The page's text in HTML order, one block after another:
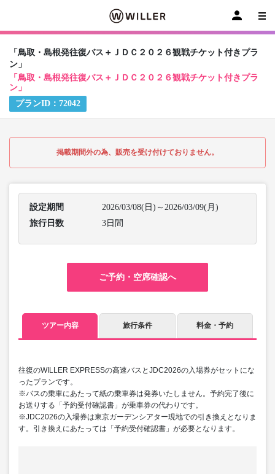
「鳥取・島根発往復バス＋ＪＤＣ２０２６観戦チケット付きプラ
ン」
「鳥取・島根発往復バス＋ＪＤＣ２０２６観戦チケット付きプラ
ン」
プランID： 72042
掲載期間外の為、販売を受け付けておりません。
設定期間
2026/03/08(日)～2026/03/09(月)
旅行日数
3日間
ご予約・空席確認へ
ツアー内容 旅行条件 料金・予約
往復のWILLER EXPRESSの高速バスとJDC2026の入場券がセットにな
ったプランです。
※バスの乗車にあたって紙の乗車券は発券いたしません。予約完了後に
お送りする「予約受付確認書」が乗車券の代わりです。
※JDC2026の入場券は東京ガーデンシアター現地での引き換えとなりま
す。引き換えにあたっては「予約受付確認書」が必要となります。